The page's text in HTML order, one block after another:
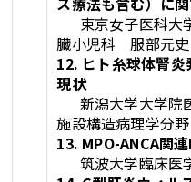
東京女子医科大
臓小児科 服部元史
12. ヒト糸球体腎
現状
新潟大学大学院
施設構造病理学
13. MPO-ANCA関連
筑波大学臨床医